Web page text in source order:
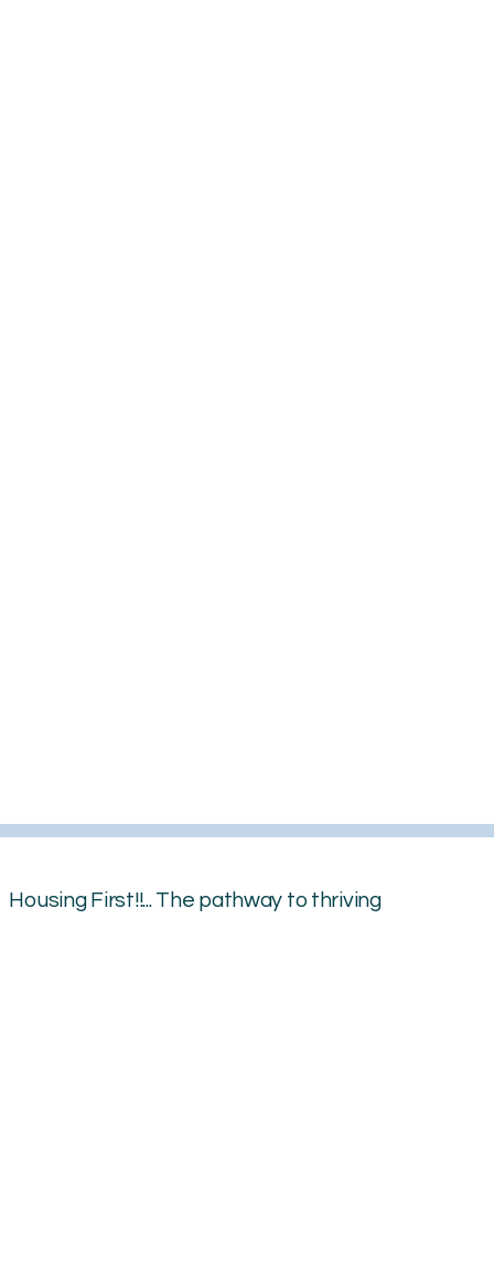
Housing First!!... The pathway to thriving